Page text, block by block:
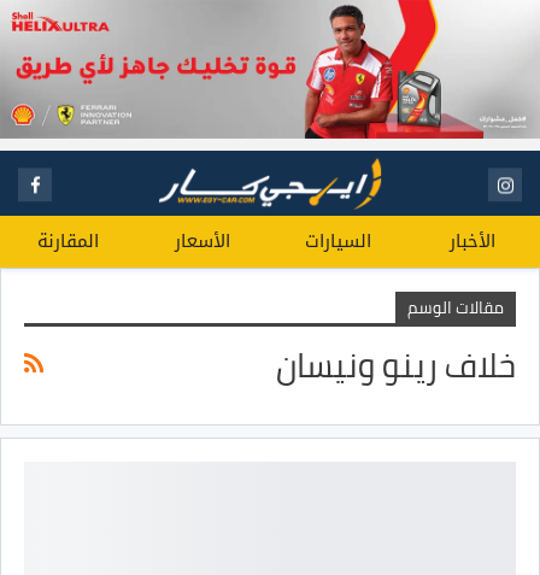
الأخبار السيارات الأسعار المقارنة
مقالات الوسم
خلاف رينو ونيسان